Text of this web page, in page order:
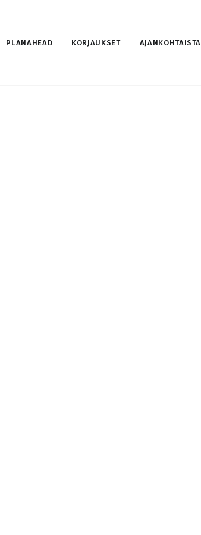
PLANAHEAD KORJAUKSET AJANKOHTAISTA